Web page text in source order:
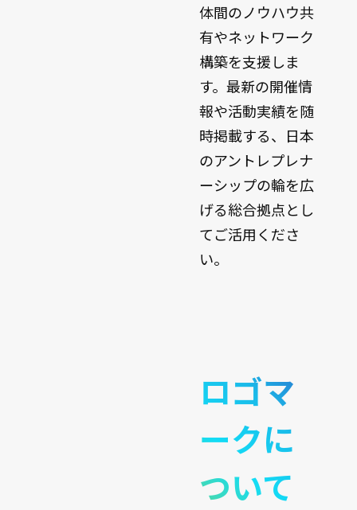
体間のノウハウ共
有やネットワーク
構築を支援しま
す。最新の開催情
報や活動実績を随
時掲載する、日本
のアントレプレナ
ーシップの輪を広
げる総合拠点とし
てご活用くださ
い。
ロゴマ
ークに
ついて